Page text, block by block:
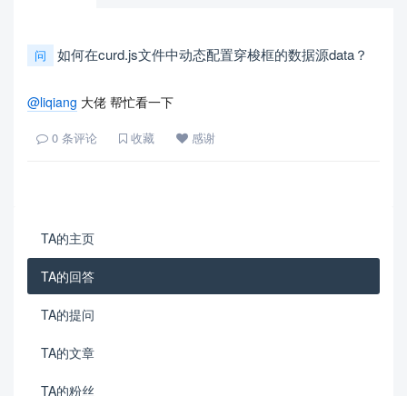
问 如何在curd.js文件中动态配置穿梭框的数据源data？
@liqiang 大佬 帮忙看一下
0 条评论 收藏 感谢
TA的主页
TA的回答
TA的提问
TA的文章
TA的粉丝